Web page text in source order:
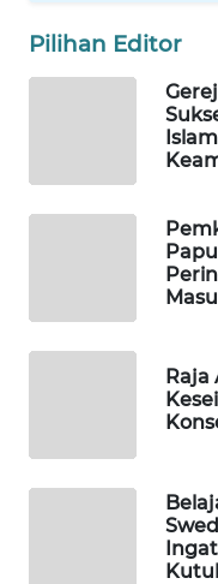
Pilihan Editor
Raja
WAHANA
OTOMOTIF